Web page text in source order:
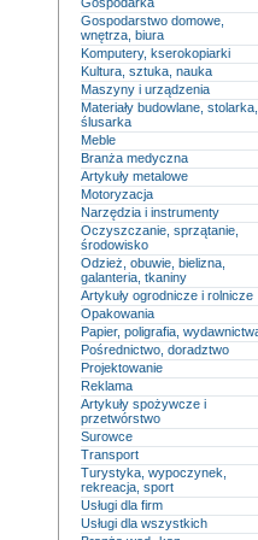
Gospodarstwo domowe,
wnętrza, biura
Komputery, kserokopiarki
Kultura, sztuka, nauka
Maszyny i urządzenia
Materiały budowlane, stolarka,
ślusarka
Meble
Branża medyczna
Artykuły metalowe
Motoryzacja
Narzędzia i instrumenty
Oczyszczanie, sprzątanie,
środowisko
Odzież, obuwie, bielizna,
galanteria, tkaniny
Artykuły ogrodnicze i rolnicze
Opakowania
Papier, poligrafia,
Pośrednictwo, doradztwo
Projektowanie
Reklama
Artykuły spożywcze i
przetwórstwo
Surowce
Transport
Turystyka, wypoczynek,
rekreacja, sport
Usługi dla firm
Usługi dla wszystkich